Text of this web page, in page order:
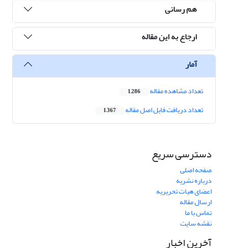
هم رسانی
ارجاع به این مقاله
آمار
تعداد مشاهده مقاله 1,286
تعداد دریافت فایل اصل مقاله 1,367
دسترسی سریع
صفحه اصلی
درباره نشریه
اعضای هیات تحریریه
ارسال مقاله
تماس با ما
نقشه سایت
آخرین اخبار